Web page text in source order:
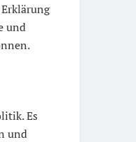
und
Es
und